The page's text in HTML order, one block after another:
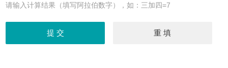
请输入计算结果（填写阿拉伯数字），如：三加四=7